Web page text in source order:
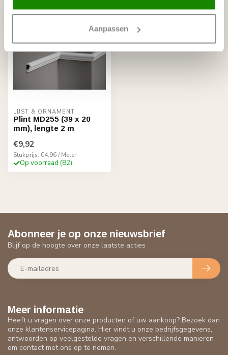
Aanpassen
LIJST & ORNAMENT
Plint MD255 (39 x 20
mm), lengte 2 m
€9,92
Stukprijs: €4,96 / Meter
Op voorraad (82)
Meer informatie
Heeft u vragen over onze producten of uw aankoop? Bezoek dan
onze klantenservicepagina. Hier vindt u onze bedrijfsgegevens,
antwoorden op veelgestelde vragen en verschillende manieren
om contact met ons op te nemen.
Abonneer je op onze nieuwsbrief
Blijf op de hoogte over onze laatste acties